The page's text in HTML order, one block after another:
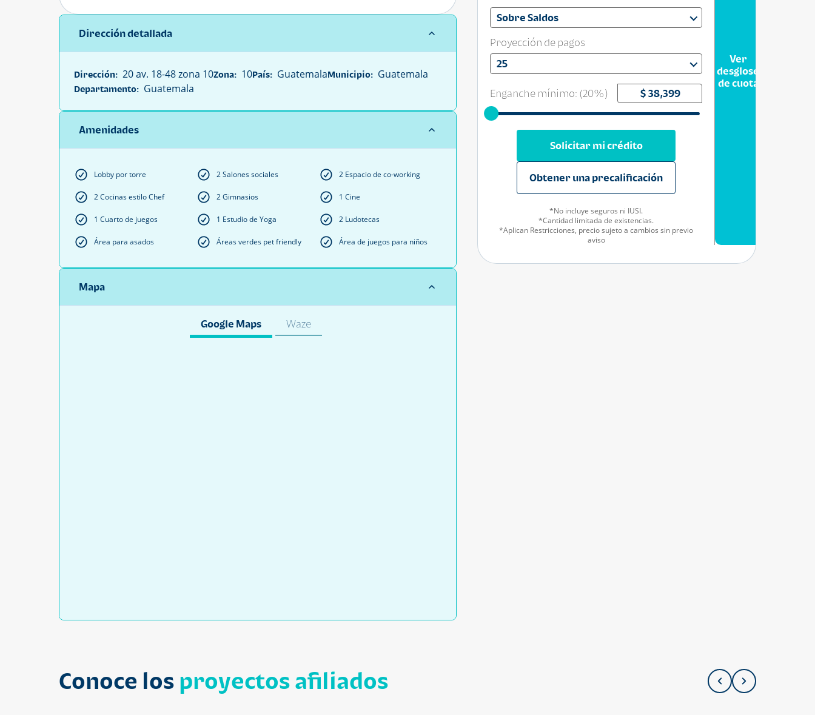
Dirección detallada
Dirección: 20 av. 18-48 zona 10Zona: 10País: GuatemalaMunicipio: Guatemala
Departamento: Guatemala
Amenidades
Lobby por torre 2 Salones sociales 2 Espacio de co-working
2 Cocinas estilo Chef 2 Gimnasios 1 Cine
1 Cuarto de juegos 1 Estudio de Yoga 2 Ludotecas
Área para asados Áreas verdes pet friendly Área de juegos para niños
Mapa
Google Maps Waze
Sobre Saldos
Proyección de pagos
25
Enganche mínimo: (20%)
Solicitar mi crédito
Obtener una precalificación
*No incluye seguros ni IUSI.
*Cantidad limitada de existencias.
*Aplican Restricciones, precio sujeto a cambios sin previo
aviso
Ver
desglose
de cuota
Conoce los proyectos afiliados